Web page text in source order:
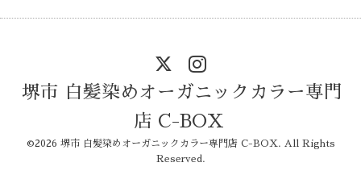
堺市 白髪染めオーガニックカラー専門
店 C-BOX
©2026 堺市 白髪染めオーガニックカラー専門店 C-BOX. All Rights
Reserved.